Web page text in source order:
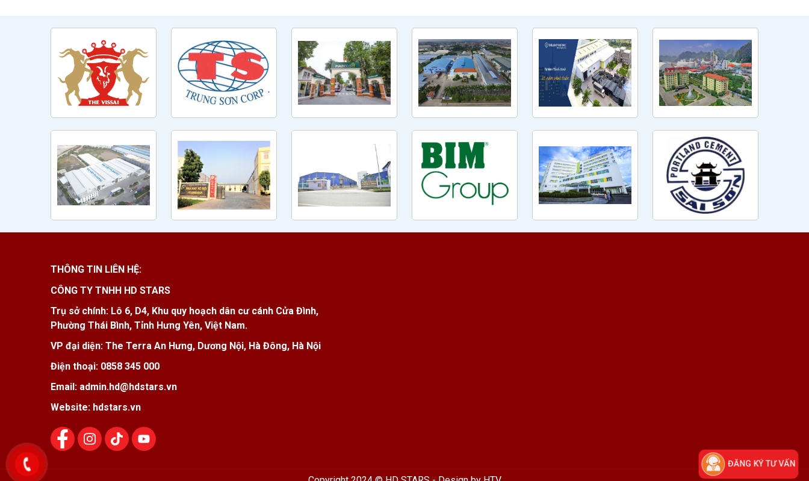
THÔNG TIN LIÊN HỆ:
CÔNG TY TNHH HD STARS
Trụ sở chính: Lô 6, D4, Khu quy hoạch dân cư cánh Cửa Đình,
Phường Thái Bình, Tỉnh Hưng Yên, Việt Nam.
VP đại diện: The Terra An Hưng, Dương Nội, Hà Đông, Hà Nội
Điện thoại: 0858 345 000
Email: admin.hd@hdstars.vn
Website: hdstars.vn
ĐĂNG KÝ TƯ VẤN